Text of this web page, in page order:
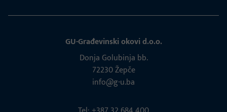
GU-Građevinski okovi d.o.o.
Donja Golubinja bb.
72230 Žepče
info@g-u.ba